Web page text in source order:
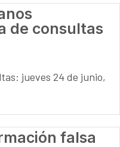
de consultas
jueves 24 de junio,
falsa